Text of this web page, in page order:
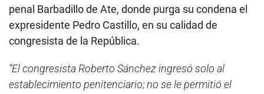
penal Barbadillo de Ate, donde purga su condena el
expresidente Pedro Castillo, en su calidad de
congresista de la República.
“El congresista Roberto Sánchez ingresó solo al
establecimiento penitenciario; no se le permitió el